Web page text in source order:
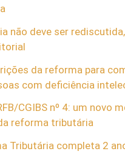
não deve ser
da reforma para
com deficiência
CGIBS nº 4: um novo
reforma tributária
Tributária completa 2